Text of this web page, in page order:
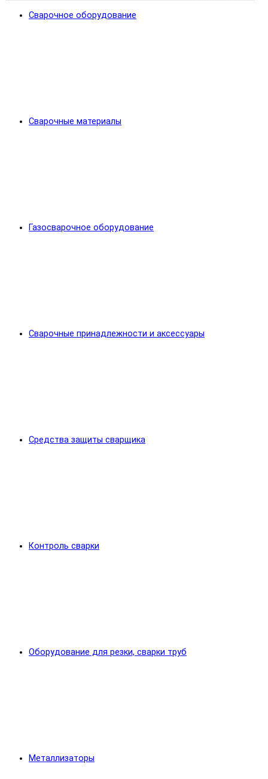
Сварочное оборудование
Сварочные материалы
Газосварочное оборудование
Сварочные принадлежности и аксессуары
Средства защиты сварщика
Контроль сварки
Оборудование для резки, сварки труб
Металлизаторы